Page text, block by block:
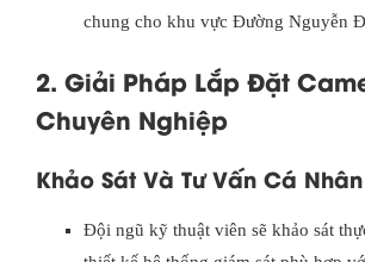
chung cho khu vực Đường Nguyễn
2. Giải Pháp Lắp Đặt
Chuyên Nghiệp
Khảo Sát Và Tư Vấn Cá
Đội ngũ kỹ thuật viên sẽ khảo sát